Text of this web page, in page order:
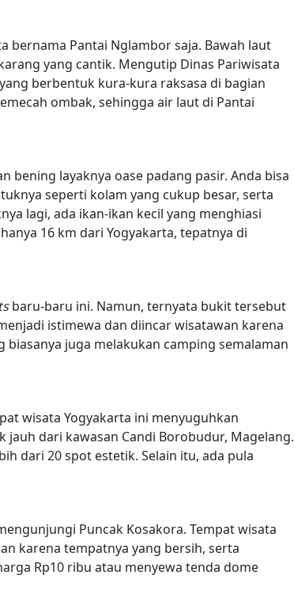
bernama Pantai Nglambor saja. Bawah laut
yang cantik. Mengutip Dinas Pariwisata
berbentuk kura-kura raksasa di bagian
ombak, sehingga air laut di Pantai
bening layaknya oase padang pasir. Anda bisa
seperti kolam yang cukup besar, serta
lagi, ada ikan-ikan kecil yang menghiasi
16 km dari Yogyakarta, tepatnya di
baru-baru ini. Namun, ternyata bukit tersebut
istimewa dan diincar wisatawan karena
juga melakukan camping semalaman
wisata Yogyakarta ini menyuguhkan
dari kawasan Candi Borobudur, Magelang.
dari 20 spot estetik. Selain itu, ada pula
Puncak Kosakora. Tempat wisata
karena tempatnya yang bersih, serta
Rp10 ribu atau menyewa tenda dome